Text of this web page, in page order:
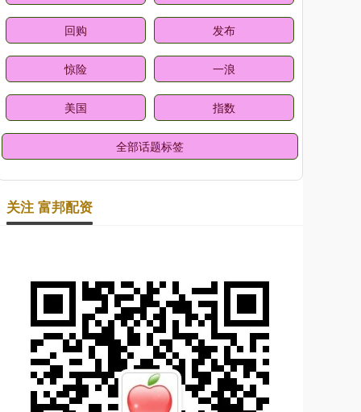
回购 发布
惊险 一浪
美国 指数
全部话题标签
关注 富邦配资